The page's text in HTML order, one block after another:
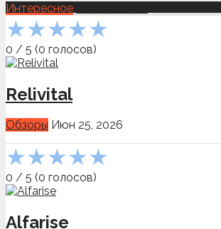
Интересное
★★★★★
0 / 5 (0 голосов)
Relivital
Обзоры Июн 25, 2026
★★★★★
0 / 5 (0 голосов)
Alfarise